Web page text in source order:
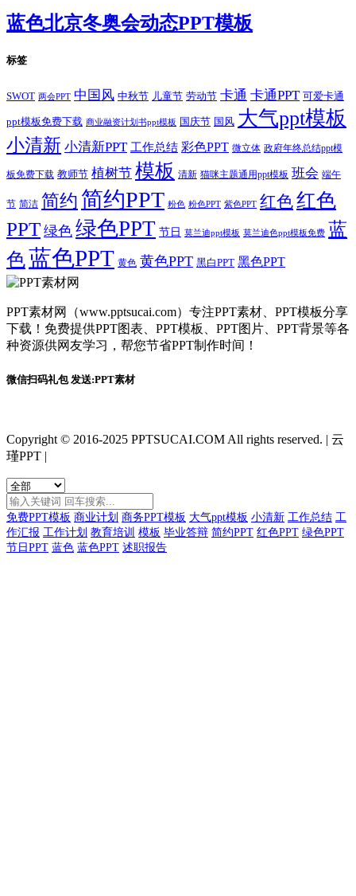
蓝色北京冬奥会动态PPT模板
标签
SWOT 两会PPT 中国风 中秋节 儿童节 劳动节 卡通 卡通PPT 可爱卡通
ppt模板免费下载 商业融资计划书ppt模板 国庆节 国风 大气ppt模板
小清新 小清新PPT 工作总结 彩色PPT 微立体 政府年终总结ppt模
板免费下载 教师节 植树节 模板 清新 猫咪主题通用ppt模板 班会 端午
节 简洁 简约 简约PPT 粉色 粉色PPT 紫色PPT 红色红色
PPT 绿色 绿色PPT 节日 莫兰迪ppt模板 莫兰迪色ppt模板免费 蓝
色蓝色PPT 黄色 黄色PPT 黑白PPT 黑色PPT
PPT素材网（www.pptsucai.com）专注PPT素材、PPT模板分享
下载！免费提供PPT图表、PPT模板、PPT图片、PPT背景等各
种资源供网友学习，帮您节省PPT制作时间！
微信扫码礼包 发送:PPT素材
Copyright © 2016-2025 PPTSUCAI.COM All rights reserved. | 云
瑾PPT |
免费PPT模板 商业计划 商务PPT模板 大气ppt模板 小清新 工作总结 工
作汇报 工作计划 教育培训 模板 毕业答辩 简约PPT 红色PPT 绿色PPT
节日PPT 蓝色 蓝色PPT 述职报告